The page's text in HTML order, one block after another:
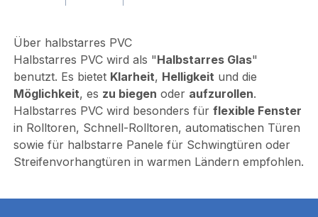
Über halbstarres PVC
Halbstarres PVC wird als "Halbstarres Glas"
benutzt. Es bietet Klarheit, Helligkeit und die
Möglichkeit, es zu biegen oder aufzurollen.
Halbstarres PVC wird besonders für flexible Fenster
in Rolltoren, Schnell-Rolltoren, automatischen Türen
sowie für halbstarre Panele für Schwingtüren oder
Streifenvorhangtüren in warmen Ländern empfohlen.